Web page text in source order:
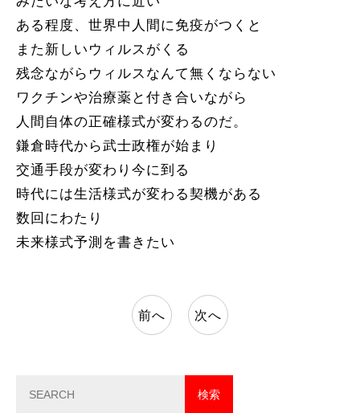
ある程度、世界中人間に免疫がつくと
また新しいウィルスがくる
残念ながらウィルスなんて無くならない
ワクチンや治療薬と付き合いながら
人間自体の正確様式が変わるのだ。
鎌倉時代から武士政権が始まり
交通手段が変わり今に到る
時代には生活様式が変わる契機がある
数回にわたり
未来様式予測を書きたい
前へ 次へ